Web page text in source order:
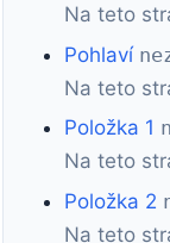
Na teto
Pohlaví
Na teto
Položka 1
Na teto
Položka 2
Na teto